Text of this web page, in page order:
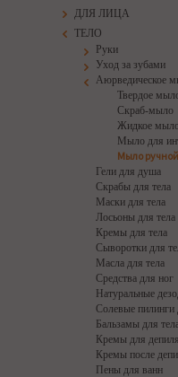
ДЛЯ ЛИЦА
ТЕЛО
Руки
Уход за зубами
Аюрведическое
Твердое
Скраб-мыло
Жидкое
Мыло для
Мыло
Гели для душа
Скрабы для тела
Маски для тела
Лосьоны для тела
Кремы для тела
Сыворотки для
Масла для тела
Средства для ног
Натуральные
Солевые пилинги
Бальзамы для
Кремы для
Кремы после
Пены для ванн